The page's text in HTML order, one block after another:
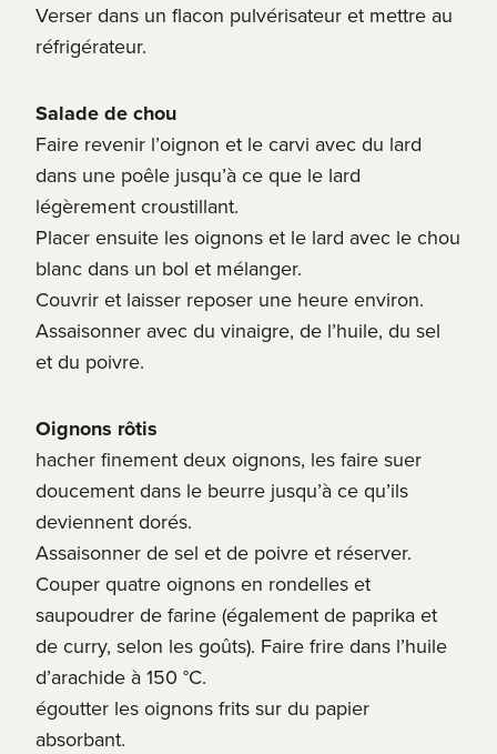
Verser dans un flacon pulvérisateur et mettre au
réfrigérateur.
Salade de chou
Faire revenir l’oignon et le carvi avec du lard
dans une poêle jusqu’à ce que le lard
légèrement croustillant.
Placer ensuite les oignons et le lard avec le chou
blanc dans un bol et mélanger.
Couvrir et laisser reposer une heure environ.
Assaisonner avec du vinaigre, de l’huile, du sel
et du poivre.
Oignons rôtis
hacher finement deux oignons, les faire suer
doucement dans le beurre jusqu’à ce qu’ils
deviennent dorés.
Assaisonner de sel et de poivre et réserver.
Couper quatre oignons en rondelles et
saupoudrer de farine (également de paprika et
de curry, selon les goûts). Faire frire dans l’huile
d’arachide à 150 °C.
égoutter les oignons frits sur du papier
absorbant.